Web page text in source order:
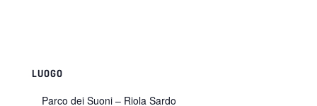
LUOGO
Parco dei Suoni – Riola Sardo